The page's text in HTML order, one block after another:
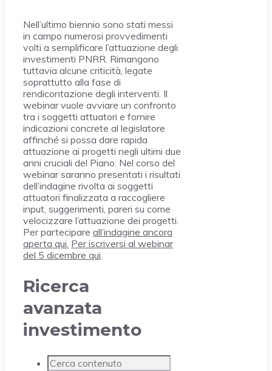
Nell’ultimo biennio sono stati messi
in campo numerosi provvedimenti
volti a semplificare l’attuazione degli
investimenti PNRR. Rimangono
tuttavia alcune criticità, legate
soprattutto alla fase di
rendicontazione degli interventi. Il
webinar vuole avviare un confronto
tra i soggetti attuatori e fornire
indicazioni concrete al legislatore
affinché si possa dare rapida
attuazione ai progetti negli ultimi due
anni cruciali del Piano. Nel corso del
webinar saranno presentati i risultati
dell’indagine rivolta ai soggetti
attuatori finalizzata a raccogliere
input, suggerimenti, pareri su come
velocizzare l’attuazione dei progetti.
Per partecipare all’indagine ancora
aperta qui. Per iscriversi al webinar
del 5 dicembre qui.
Ricerca
avanzata
investimento